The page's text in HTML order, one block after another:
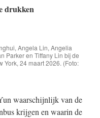
drukken
Angela Lin, Angelia
Parker en Tiffany Lin bij de
York, 24 maart 2026. (Foto:
waarschijnlijk van de
krijgen en waarin de